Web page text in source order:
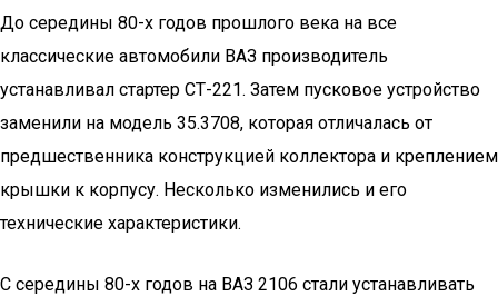
До середины 80-х годов прошлого века на все
классические автомобили ВАЗ производитель
устанавливал стартер СТ-221. Затем пусковое устройство
заменили на модель 35.3708, которая отличалась от
предшественника конструкцией коллектора и креплением
крышки к корпусу. Несколько изменились и его
технические характеристики.
С середины 80-х годов на ВАЗ 2106 стали устанавливать